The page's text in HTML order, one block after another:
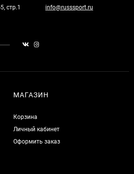
стр.1 info@russsport.ru
МАГАЗИН
Корзина
Личный кабинет
Оформить заказ